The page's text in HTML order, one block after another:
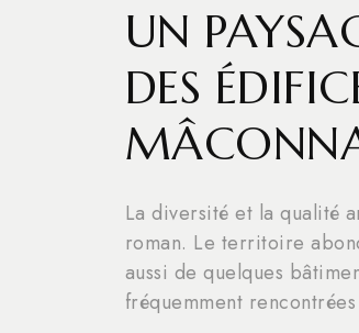
UN
DES
La diversité et la qualité
roman. Le territoire
aussi de quelques
fréquemment